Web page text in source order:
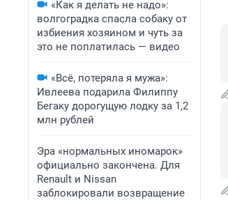
«Как я делать не надо»:
волгоградка спасла собаку от
избиения хозяином и чуть за
это не поплатилась — видео
«Всё, потеряла я мужа»:
Ивлеева подарила Филиппу
Бегаку дорогущую лодку за 1,2
млн рублей
Эра «нормальных иномарок»
официально закончена. Для
Renault и Nissan
заблокировали возвращение